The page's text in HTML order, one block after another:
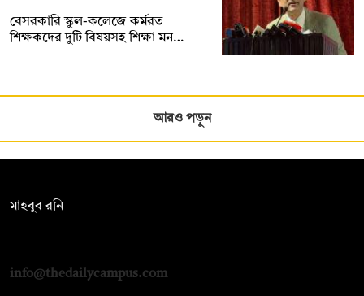
বেসরকারি স্কুল-কলেজে কর্মরত
শিক্ষকদের দুটি বিষয়সহ শিক্ষা মন…
আরও পড়ুন
মাহবুব রনি
info@thedailycampus.com